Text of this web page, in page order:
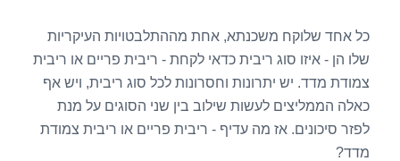
כל אחד שלוקח משכנתא, אחת מההתלבטויות העיקריות
שלו הן - איזו סוג ריבית כדאי לקחת - ריבית פריים או ריבית
צמודת מדד. יש יתרונות וחסרונות לכל סוג ריבית, ויש אף
כאלה הממליצים לעשות שילוב בין שני הסוגים על מנת
לפזר סיכונים. אז מה עדיף - ריבית פריים או ריבית צמודת
מדד?